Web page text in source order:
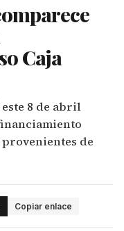
Caja
8 de abril
de
Copiar enlace